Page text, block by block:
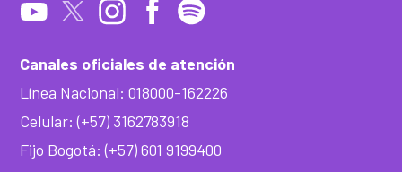
Canales oficiales de atención
Línea Nacional: 018000-162226
Celular: (+57) 3162783918
Fijo Bogotá: (+57) 601 9199400